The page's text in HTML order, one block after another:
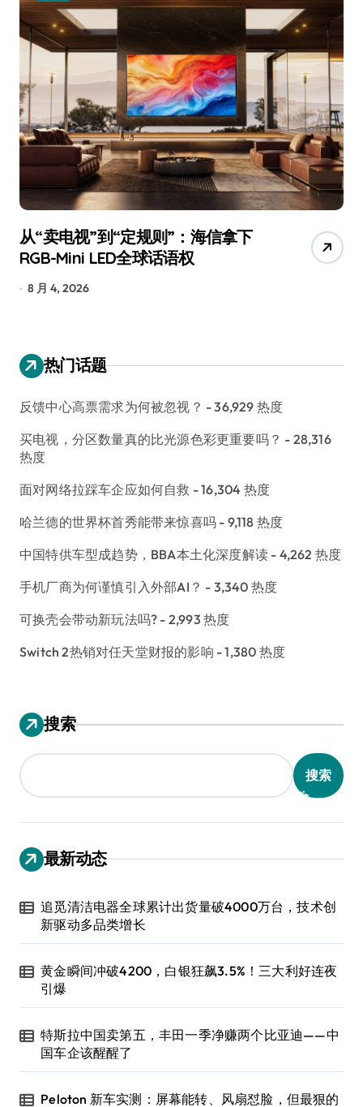
从“卖电视”到“定规则”：海信拿下
RGB-Mini LED全球话语权
8 月 4, 2026
热门话题
反馈中心高票需求为何被忽视？ - 36,929 热度
买电视，分区数量真的比光源色彩更重要吗？ - 28,316
热度
面对网络拉踩车企应如何自救 - 16,304 热度
哈兰德的世界杯首秀能带来惊喜吗 - 9,118 热度
中国特供车型成趋势，BBA本土化深度解读 - 4,262 热度
手机厂商为何谨慎引入外部AI？ - 3,340 热度
可换壳会带动新玩法吗? - 2,993 热度
Switch 2热销对任天堂财报的影响 - 1,380 热度
搜索
搜索
最新动态
追觅清洁电器全球累计出货量破4000万台，技术创
新驱动多品类增长
黄金瞬间冲破4200，白银狂飙3.5%！三大利好连夜
引爆
特斯拉中国卖第五，丰田一季净赚两个比亚迪——中
国车企该醒醒了
Peloton 新车实测：屏幕能转、风扇怼脸，但最狠的